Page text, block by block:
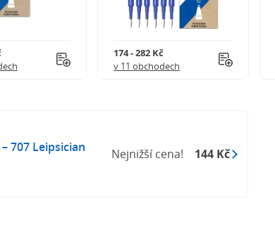
174 - 282 Kč
v 11 obchodech
707 Leipsician
Nejnižší cena! 144 Kč